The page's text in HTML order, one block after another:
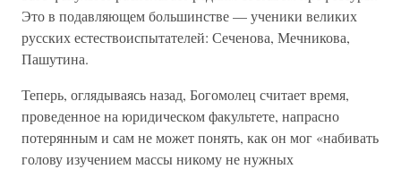
Это в подавляющем большинстве — ученики великих
русских естествоиспытателей: Сеченова, Мечникова,
Пашутина.
Теперь, оглядываясь назад, Богомолец считает время,
проведенное на юридическом факультете, напрасно
потерянным и сам не может понять, как он мог «набивать
голову изучением массы никому не нужных